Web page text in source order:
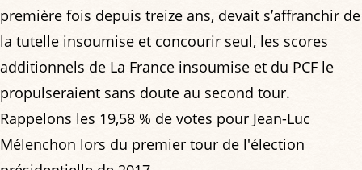
première fois depuis treize ans, devait s’affranchir de
la tutelle insoumise et concourir seul, les scores
additionnels de La France insoumise et du PCF le
propulseraient sans doute au second tour.
Rappelons les 19,58 % de votes pour Jean-Luc
Mélenchon lors du premier tour de l'élection